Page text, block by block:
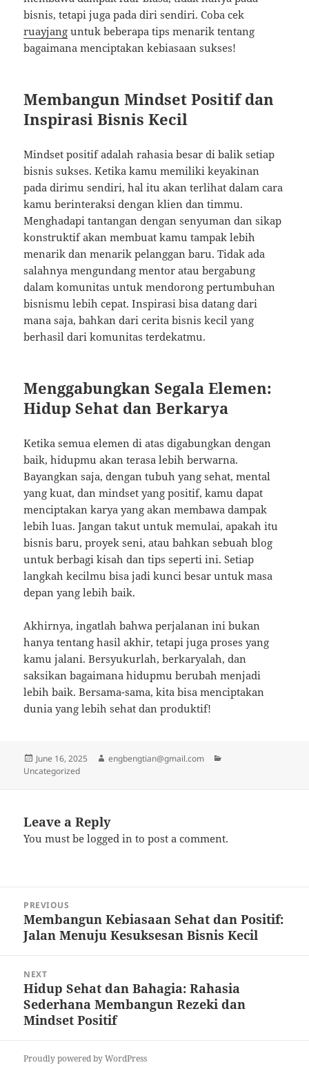
bisnis, tetapi juga pada diri sendiri. Coba cek
ruayjang untuk beberapa tips menarik tentang
bagaimana menciptakan kebiasaan sukses!
Membangun Mindset Positif dan
Inspirasi Bisnis Kecil
Mindset positif adalah rahasia besar di balik setiap
bisnis sukses. Ketika kamu memiliki keyakinan
pada dirimu sendiri, hal itu akan terlihat dalam cara
kamu berinteraksi dengan klien dan timmu.
Menghadapi tantangan dengan senyuman dan sikap
konstruktif akan membuat kamu tampak lebih
menarik dan menarik pelanggan baru. Tidak ada
salahnya mengundang mentor atau bergabung
dalam komunitas untuk mendorong pertumbuhan
bisnismu lebih cepat. Inspirasi bisa datang dari
mana saja, bahkan dari cerita bisnis kecil yang
berhasil dari komunitas terdekatmu.
Menggabungkan Segala Elemen:
Hidup Sehat dan Berkarya
Ketika semua elemen di atas digabungkan dengan
baik, hidupmu akan terasa lebih berwarna.
Bayangkan saja, dengan tubuh yang sehat, mental
yang kuat, dan mindset yang positif, kamu dapat
menciptakan karya yang akan membawa dampak
lebih luas. Jangan takut untuk memulai, apakah itu
bisnis baru, proyek seni, atau bahkan sebuah blog
untuk berbagi kisah dan tips seperti ini. Setiap
langkah kecilmu bisa jadi kunci besar untuk masa
depan yang lebih baik.
Akhirnya, ingatlah bahwa perjalanan ini bukan
hanya tentang hasil akhir, tetapi juga proses yang
kamu jalani. Bersyukurlah, berkaryalah, dan
saksikan bagaimana hidupmu berubah menjadi
lebih baik. Bersama-sama, kita bisa menciptakan
dunia yang lebih sehat dan produktif!
Posted
on
June 16, 2025 Author
engbengtian@gmail.com
Uncategorized
Leave a Reply
You must belogged in to post a comment.
navigation
PREVIOUS
Previous
post:
Membangun Kebiasaan Sehat dan Positif:
Jalan Menuju Kesuksesan Bisnis Kecil
NEXT
Next
post:
Hidup Sehat dan Bahagia: Rahasia
Sederhana Membangun Rezeki dan
Mindset Positif
Proudly powered by WordPress